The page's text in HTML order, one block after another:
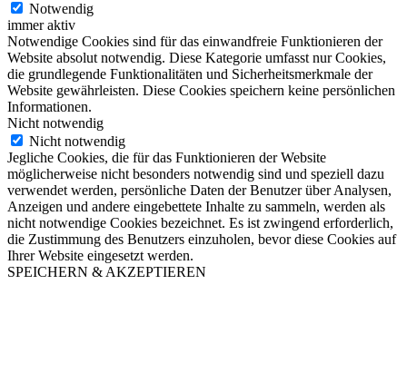
Notwendig
immer aktiv
Notwendige Cookies sind für das einwandfreie Funktionieren der
Website absolut notwendig. Diese Kategorie umfasst nur Cookies,
die grundlegende Funktionalitäten und Sicherheitsmerkmale der
Website gewährleisten. Diese Cookies speichern keine persönlichen
Informationen.
Nicht notwendig
Nicht notwendig
Jegliche Cookies, die für das Funktionieren der Website
möglicherweise nicht besonders notwendig sind und speziell dazu
verwendet werden, persönliche Daten der Benutzer über Analysen,
Anzeigen und andere eingebettete Inhalte zu sammeln, werden als
nicht notwendige Cookies bezeichnet. Es ist zwingend erforderlich,
die Zustimmung des Benutzers einzuholen, bevor diese Cookies auf
Ihrer Website eingesetzt werden.
SPEICHERN & AKZEPTIEREN